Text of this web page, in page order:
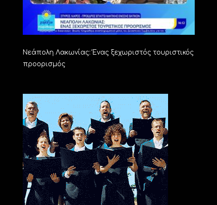
Νεάπολη Λακωνίας: Ένας ξεχωριστός τουριστικός
προορισμός